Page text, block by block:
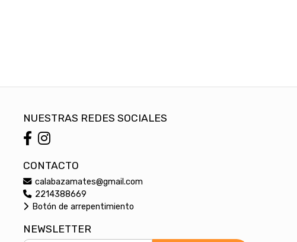
NUESTRAS REDES SOCIALES
CONTACTO
calabazamates@gmail.com
2214388669
Botón de arrepentimiento
NEWSLETTER